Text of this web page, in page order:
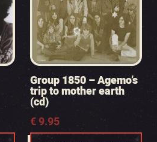
Group 1850 – Agemo’s
trip to mother earth
(cd)
€9.95